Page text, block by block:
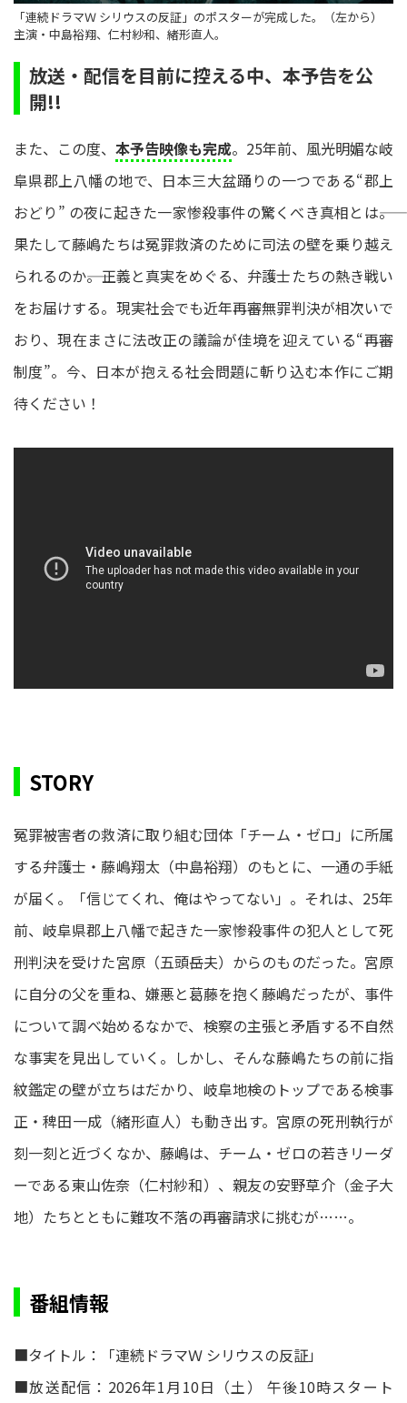
「連続ドラマＷ シリウスの反証」のポスターが完成した。（左から）
主演・中島裕翔、仁村紗和、緒形直人。
放送・配信を目前に控える中、本予告を公
開!!
また、この度、 本予告映像も完成。25年前、風光明媚な岐
阜県郡上八幡の地で、日本三大盆踊りの一つである“郡上
おどり” の夜に起きた一家惨殺事件の驚くべき真相とは――。
果たして藤嶋たちは冤罪救済のために司法の壁を乗り越え
られるのか――。正義と真実をめぐる、弁護士たちの熱き戦い
をお届けする。現実社会でも近年再審無罪判決が相次いで
おり、現在まさに法改正の議論が佳境を迎えている“再審
制度”。今、日本が抱える社会問題に斬り込む本作にご期
待ください！
STORY
冤罪被害者の救済に取り組む団体「チーム・ゼロ」に所属
する弁護士・藤嶋翔太（中島裕翔）のもとに、一通の手紙
が届く。「信じてくれ、俺はやってない」。それは、25年
前、岐阜県郡上八幡で起きた一家惨殺事件の犯人として死
刑判決を受けた宮原（五頭岳夫）からのものだった。宮原
に自分の父を重ね、嫌悪と葛藤を抱く藤嶋だったが、事件
について調べ始めるなかで、検察の主張と矛盾する不自然
な事実を見出していく。しかし、そんな藤嶋たちの前に指
紋鑑定の壁が立ちはだかり、岐阜地検のトップである検事
正・稗田一成（緒形直人）も動き出す。宮原の死刑執行が
刻一刻と近づくなか、藤嶋は、チーム・ゼロの若きリーダ
ーである東山佐奈（仁村紗和）、親友の安野草介（金子大
地）たちとともに難攻不落の再審請求に挑むが……。
番組情報
■タイトル：「連続ドラマＷ シリウスの反証」
■放送配信：2026年1月10日（土） 午後10時スタート